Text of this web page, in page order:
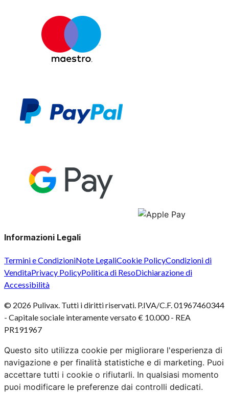
Informazioni Legali
Termini e CondizioniNote LegaliCookie PolicyCondizioni di
VenditaPrivacy PolicyPolitica di ResoDichiarazione di
Accessibilità
© 2026 Pulivax. Tutti i diritti riservati. P.IVA/C.F. 01967460344
- Capitale sociale interamente versato € 10.000 - REA
PR191967
Questo sito utilizza cookie per migliorare l'esperienza di
navigazione e per finalità statistiche e di marketing. Puoi
accettare tutti i cookie o rifiutarli. In qualsiasi momento
puoi modificare le preferenze dai controlli dedicati.